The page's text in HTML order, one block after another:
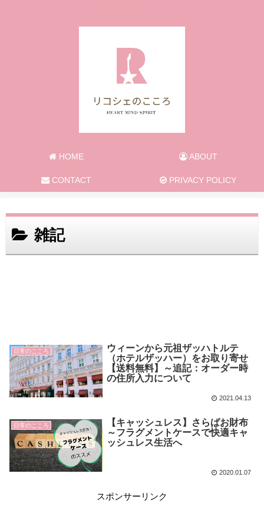
HOME ABOUT
CONTACT PRIVACY POLICY
雑記
日常のこころ
ウィーンから元祖ザッハトルテ
（ホテルザッハー）をお取り寄せ
【送料無料】～追記：オーダー時
の住所入力について
2021.04.13
日常のこころ
【キャッシュレス】さらばお財布
～フラグメントケースで快適キャ
ッシュレス生活へ
2020.01.07
スポンサーリンク